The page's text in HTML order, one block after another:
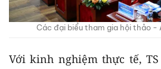
Các đại biểu tham gia hội thảo -
Với kinh nghiệm thực tế, TS